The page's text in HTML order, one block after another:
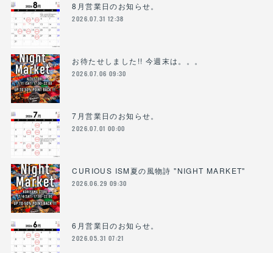
8月営業日のお知らせ。
2026.07.31 12:38
お待たせしました!! 今週末は。。。
2026.07.06 09:30
7月営業日のお知らせ。
2026.07.01 00:00
CURIOUS ISM夏の風物詩 "NIGHT MARKET"
2026.06.29 09:30
6月営業日のお知らせ。
2026.05.31 07:21